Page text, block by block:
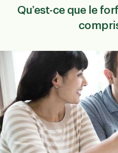
Qu’est-ce que le